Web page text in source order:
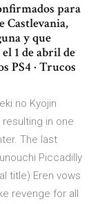
para
Castlevania,
y que
1 de abril de
PS4 · Trucos
no Kyojin
in one
The last
Piccadilly
title) Eren vows
revenge for all